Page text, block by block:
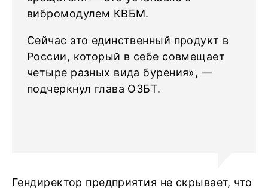
вибромодулем КВБМ.
Сейчас это единственный продукт в
России, который в себе совмещает
четыре разных вида бурения», —
подчеркнул глава ОЗБТ.
Гендиректор предприятия не скрывает, что